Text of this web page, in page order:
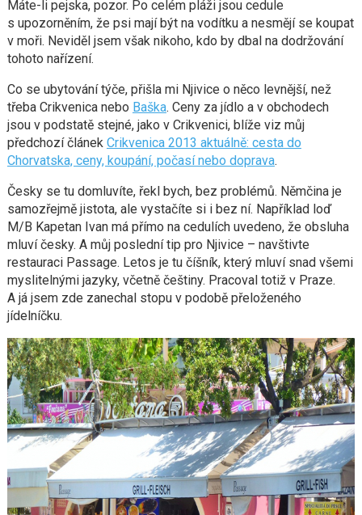
Máte-li pejska, pozor. Po celém pláži jsou cedule
s upozorněním, že psi mají být na vodítku a nesmějí se koupat
v moři. Neviděl jsem však nikoho, kdo by dbal na dodržování
tohoto nařízení.
Co se ubytování týče, přišla mi Njivice o něco levnější, než
třeba Crikvenica nebo Baška. Ceny za jídlo a v obchodech
jsou v podstatě stejné, jako v Crikvenici, blíže viz můj
předchozí článek Crikvenica 2013 aktuálně: cesta do
Chorvatska, ceny, koupání, počasí nebo doprava.
Česky se tu domluvíte, řekl bych, bez problémů. Němčina je
samozřejmě jistota, ale vystačíte si i bez ní. Například loď
M/B Kapetan Ivan má přímo na cedulích uvedeno, že obsluha
mluví česky. A můj poslední tip pro Njivice – navštivte
restauraci Passage. Letos je tu číšník, který mluví snad všemi
myslitelnými jazyky, včetně češtiny. Pracoval totiž v Praze.
A já jsem zde zanechal stopu v podobě přeloženého
jídelníčku.